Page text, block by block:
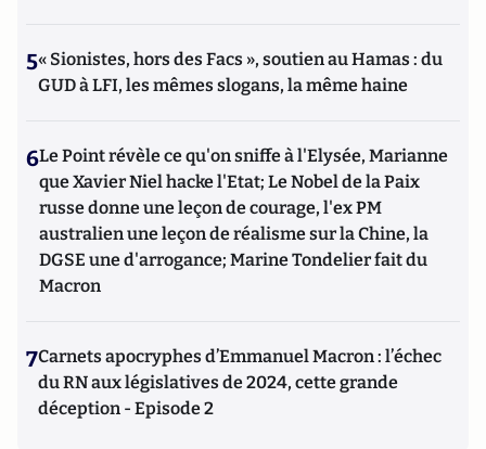
5« Sionistes, hors des Facs », soutien au Hamas : du
GUD à LFI, les mêmes slogans, la même haine
6Le Point révèle ce qu'on sniffe à l'Elysée, Marianne
que Xavier Niel hacke l'Etat; Le Nobel de la Paix
russe donne une leçon de courage, l'ex PM
australien une leçon de réalisme sur la Chine, la
DGSE une d'arrogance; Marine Tondelier fait du
Macron
7Carnets apocryphes d’Emmanuel Macron : l’échec
du RN aux législatives de 2024, cette grande
déception - Episode 2